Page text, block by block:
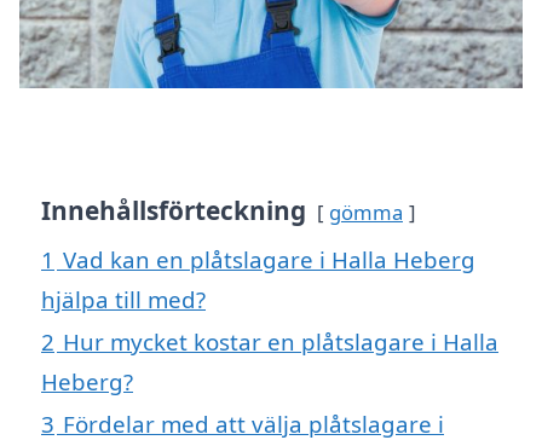
Innehållsförteckning gömma
1 Vad kan en plåtslagare i Halla Heberg
hjälpa till med?
2 Hur mycket kostar en plåtslagare i Halla
Heberg?
3 Fördelar med att välja plåtslagare i